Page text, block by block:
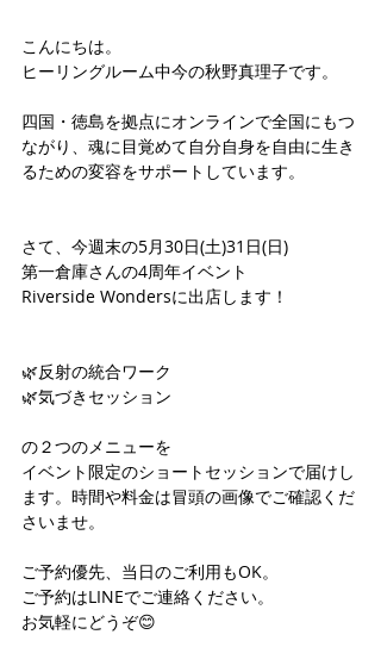
こんにちは。
ヒーリングルーム中今の秋野真理子です。
四国・徳島を拠点にオンラインで全国にもつ
ながり、魂に目覚めて自分自身を自由に生き
るための変容をサポートしています。
さて、今週末の5月30日(土)31日(日)
第一倉庫さんの4周年イベント
Riverside Wondersに出店します！
🌿反射の統合ワーク
🌿気づきセッション
の２つのメニューを
イベント限定のショートセッションで届けし
ます。時間や料金は冒頭の画像でご確認くだ
さいませ。
ご予約優先、当日のご利用もOK。
ご予約はLINEでご連絡ください。
お気軽にどうぞ😊